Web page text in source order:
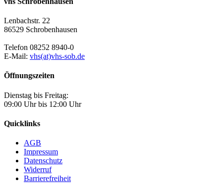
Lenbachstr. 22
86529 Schrobenhausen
Telefon 08252 8940-0
E-Mail: vhs(at)vhs-sob.de
Öffnungszeiten
Dienstag bis Freitag:
09:00 Uhr bis 12:00 Uhr
Quicklinks
AGB
Impressum
Datenschutz
Widerruf
Barrierefreiheit